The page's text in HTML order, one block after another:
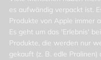
es aufwändig verpackt ist.
Produkte von Apple immer
Es geht um das 'Erlebnis'
Produkte, die werden nur
gekauft (z. B. edle